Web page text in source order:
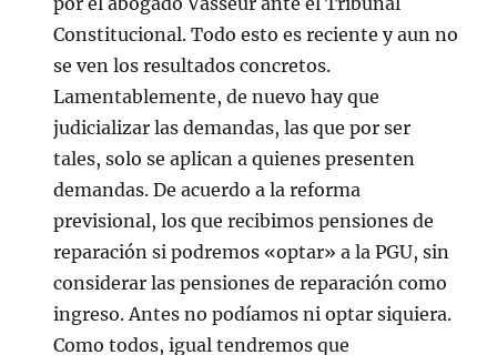
Constitucional. Todo esto es reciente y aun no
se ven los resultados concretos.
Lamentablemente, de nuevo hay que
judicializar las demandas, las que por ser
tales, solo se aplican a quienes presenten
demandas. De acuerdo a la reforma
previsional, los que recibimos pensiones de
reparación si podremos «optar» a la PGU, sin
considerar las pensiones de reparación como
ingreso. Antes no podíamos ni optar siquiera.
Como todos, igual tendremos que